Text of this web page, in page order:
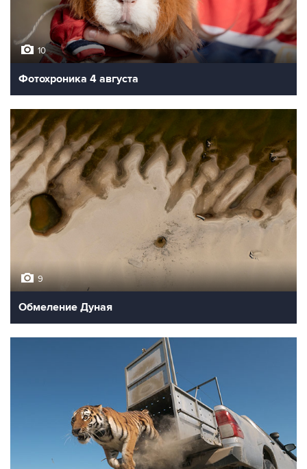
10
Фотохроника 4 августа
9
Обмеление Дуная